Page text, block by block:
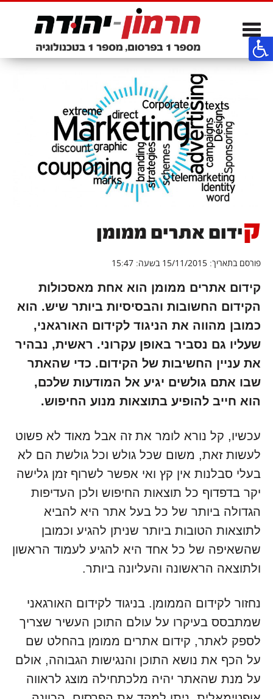
Toggle
navigation
קידום אתרים ממומן
פורסם בתאריך: 15/11/2015 בשעה: 15:47
קידום אתרים ממומן הוא אחת מאסכולות
הקידום החשובות והבסיסיות ביותר שיש. הוא
כמובן מהווה את הניגוד לקידום האורגאני,
שעליו גם נסביר באופן עקרוני. ראשית, נבהיר
את עניין החשיבות של הקידום. כדי שהאתר
שבו אתם גולשים יגיע אל המודעות שלכם,
הוא חייב להופיע בתוצאות מנוע החיפוש.
עכשיו, קל נורא לומר את זה אבל מאוד לא פשוט
לעשות זאת, משום שכל גולש וכל גולשת הם לא
בעלי סבלנות אין קץ ואי אפשר לשרוף זמן גלישה
יקר בדפדוף כל תוצאות החיפוש ולכן העדיפות
הגדולה ביותר של כל בעל אתר היא להביא
לתוצאות הטובות ביותר שניתן להגיע וכמובן
שהשאיפה של כל אחד היא להגיע לעמוד הראשון
ולתוצאה הראשונה והעליונה ביותר.
נחזור לקידום הממומן. בניגוד לקידום האורגאני
שמתבסס בעיקרו על עולם התוכן העשיר שצריך
לספק לאתר, קידום אתרים ממומן בהחלט שם
על הכף את נושא התוכן והנגישות הגבוהה, אולם
על מנת שהאתר יהיה מלכתחילה מוצג לראווה